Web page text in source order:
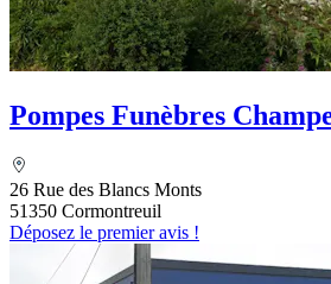
Pompes Funèbres
26 Rue des Blancs Monts
51350 Cormontreuil
Déposez le premier avis !